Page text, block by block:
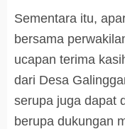
Sementara itu,
bersama
ucapan terima
dari Desa
serupa juga dapat
berupa dukungan